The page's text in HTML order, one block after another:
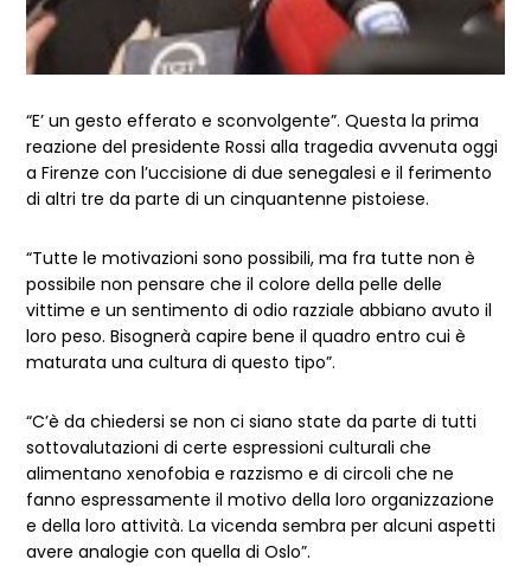
“E’ un gesto efferato e sconvolgente”. Questa la prima
reazione del presidente Rossi alla tragedia avvenuta oggi
a Firenze con l’uccisione di due senegalesi e il ferimento
di altri tre da parte di un cinquantenne pistoiese.
“Tutte le motivazioni sono possibili, ma fra tutte non è
possibile non pensare che il colore della pelle delle
vittime e un sentimento di odio razziale abbiano avuto il
loro peso. Bisognerà capire bene il quadro entro cui è
maturata una cultura di questo tipo”.
“C’è da chiedersi se non ci siano state da parte di tutti
sottovalutazioni di certe espressioni culturali che
alimentano xenofobia e razzismo e di circoli che ne
fanno espressamente il motivo della loro organizzazione
e della loro attività. La vicenda sembra per alcuni aspetti
avere analogie con quella di Oslo”.